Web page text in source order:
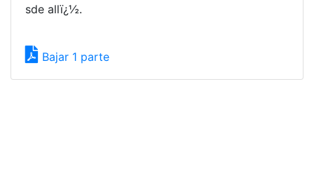
sde allï¿½.
Bajar 1 parte